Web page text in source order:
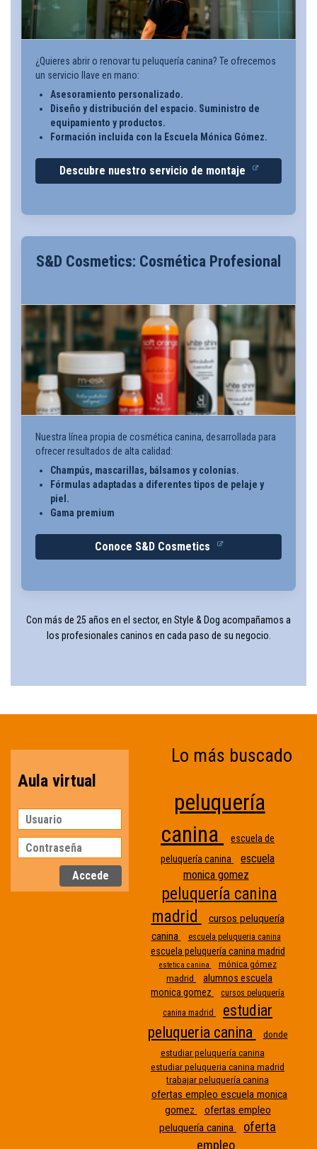
¿Quieres abrir o renovar tu peluquería canina? Te ofrecemos
un servicio llave en mano:
Asesoramiento personalizado.
Diseño y distribución del espacio. Suministro de
equipamiento y productos.
Formación incluida con la Escuela Mónica Gómez.
Descubre nuestro servicio de montaje
S&D Cosmetics: Cosmética Profesional
Nuestra línea propia de cosmética canina, desarrollada para
ofrecer resultados de alta calidad:
Champús, mascarillas, bálsamos y colonias.
Fórmulas adaptadas a diferentes tipos de pelaje y
piel.
Gama premium
Conoce S&D Cosmetics
Con más de 25 años en el sector, en Style & Dog acompañamos a
los profesionales caninos en cada paso de su negocio.
Aula virtual
Lo más buscado
peluquería
canina
escuela de
peluquería canina
escuela
monica gomez
peluquería canina
madrid
cursos peluquería
canina
escuela peluqueria canina
escuela peluquería canina madrid
estetica canina
mónica gómez
madrid
alumnos escuela
monica gomez
cursos peluquería
canina madrid
estudiar
peluqueria canina
donde
estudiar peluquería canina
sin
nombre
estudiar peluqueria canina madrid
trabajar peluquería canina
ofertas empleo escuela monica
gomez
ofertas empleo
peluquería canina
oferta
empleo